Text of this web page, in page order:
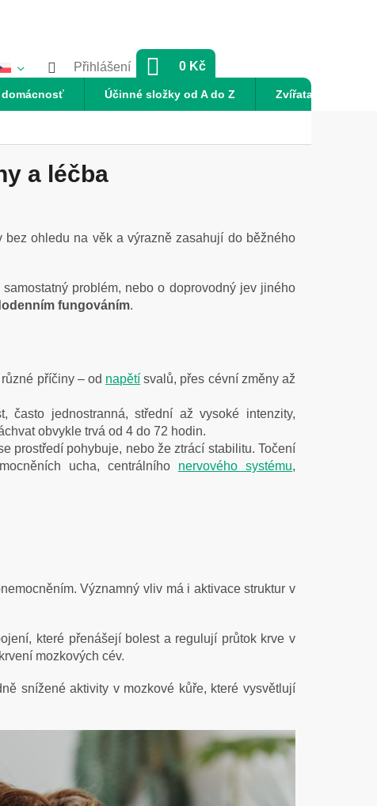
Přihlášení
NÁKUPNÍ
0 Kč
domácnosť Účinné složky od A do Z Zvířata
a léčba
ohledu na věk a výrazně zasahují do běžného
problém, nebo o doprovodný jev jiného
fungováním.
příčiny – od napětí svalů, přes cévní změny až
jednostranná, střední až vysoké intenzity,
obvykle trvá od 4 do 72 hodin.
prostředí pohybuje, nebo že ztrácí stabilitu. Točení
ucha, centrálního nervového systému,
Významný vliv má i aktivace struktur v
které přenášejí bolest a regulují průtok krve v
mozkových cév.
snížené aktivity v mozkové kůře, které vysvětlují